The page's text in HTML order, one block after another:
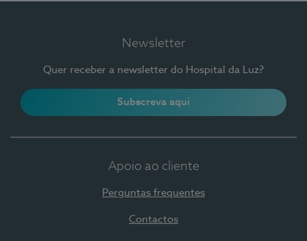
Newsletter
Quer receber a newsletter do Hospital da Luz?
Subscreva aqui
Apoio ao cliente
Perguntas frequentes
Contactos